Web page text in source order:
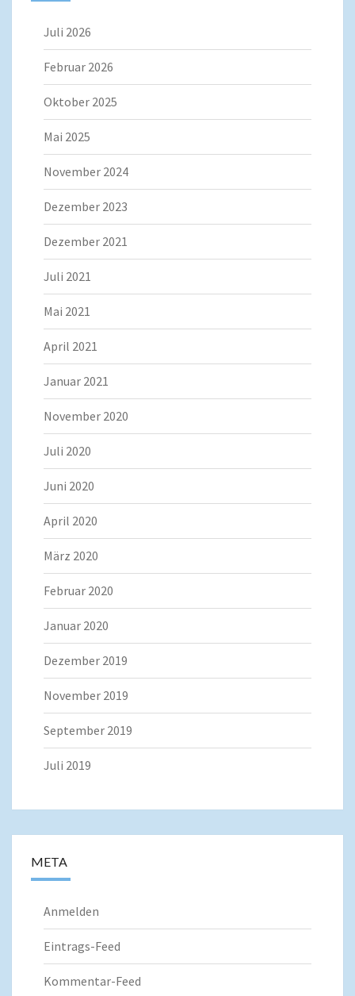
Juli 2026
Februar 2026
Oktober 2025
Mai 2025
November 2024
Dezember 2023
Dezember 2021
Juli 2021
Mai 2021
April 2021
Januar 2021
November 2020
Juli 2020
Juni 2020
April 2020
März 2020
Februar 2020
Januar 2020
Dezember 2019
November 2019
September 2019
Juli 2019
META
Anmelden
Eintrags-Feed
Kommentar-Feed